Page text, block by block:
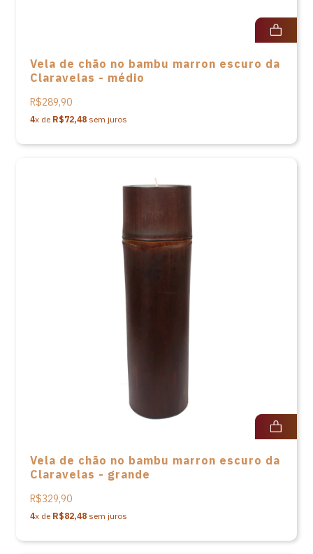
Vela de chão no bambu marron escuro da
Claravelas - médio
R$289,90
4x de R$72,48 sem juros
Vela de chão no bambu marron escuro da
Claravelas - grande
R$329,90
4x de R$82,48 sem juros